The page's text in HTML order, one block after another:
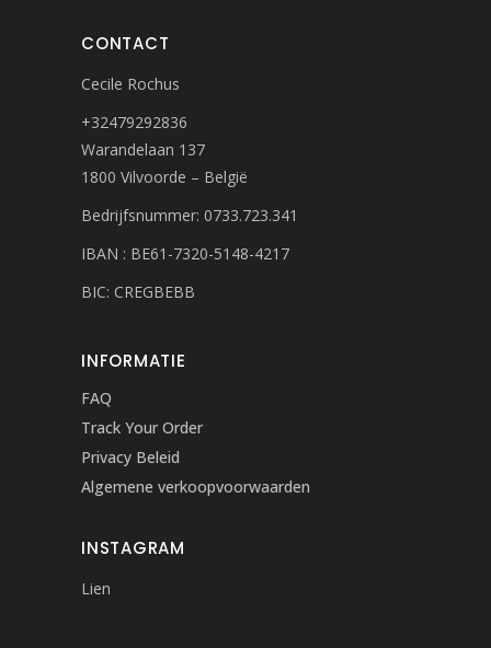
CONTACT
Cecile Rochus
+32479292836
Warandelaan 137
1800 Vilvoorde – België
Bedrijfsnummer: 0733.723.341
IBAN : BE61-7320-5148-4217
BIC: CREGBEBB
INFORMATIE
FAQ
Track Your Order
Privacy Beleid
Algemene verkoopvoorwaarden
INSTAGRAM
Lien